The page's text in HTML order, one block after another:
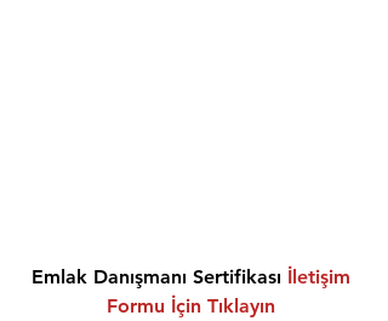
Emlak Danışmanı Sertifikası İletişim
Formu İçin Tıklayın